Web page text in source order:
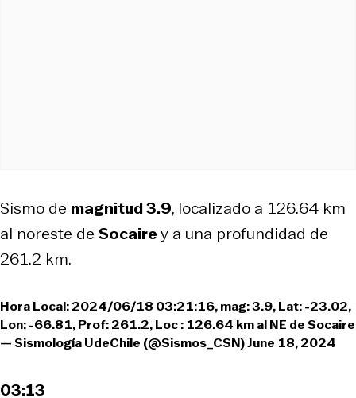
Sismo de magnitud 3.9, localizado a 126.64 km
al noreste de Socairey a una profundidad de
261.2 km.
Hora Local: 2024/06/18 03:21:16, mag: 3.9, Lat: -23.02,
Lon: -66.81, Prof: 261.2, Loc : 126.64 km al NE de Socaire
— Sismología UdeChile (@Sismos_CSN)June 18, 2024
03:13